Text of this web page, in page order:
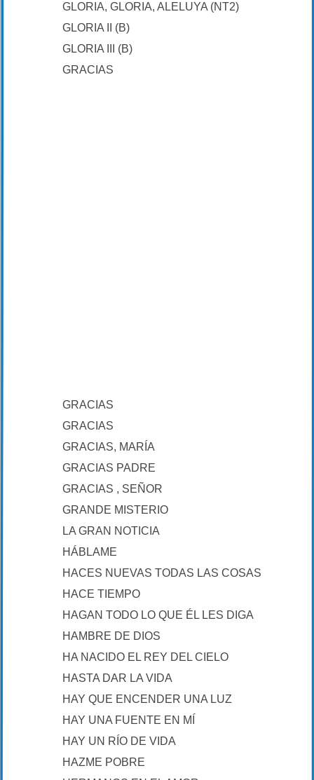
GLORIA, GLORIA, ALELUYA (NT2)
GLORIA II (B)
GLORIA III (B)
GRACIAS
GRACIAS
GRACIAS
GRACIAS, MARÍA
GRACIAS PADRE
GRACIAS , SEÑOR
GRANDE MISTERIO
LA GRAN NOTICIA
HÁBLAME
HACES NUEVAS TODAS LAS COSAS
HACE TIEMPO
HAGAN TODO LO QUE ÉL LES DIGA
HAMBRE DE DIOS
HA NACIDO EL REY DEL CIELO
HASTA DAR LA VIDA
HAY QUE ENCENDER UNA LUZ
HAY UNA FUENTE EN MÍ
HAY UN RÍO DE VIDA
HAZME POBRE